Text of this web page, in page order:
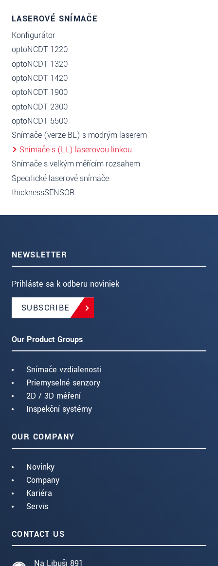
LASEROVÉ SNÍMAČE
Konfigurátor
optoNCDT 1220
optoNCDT 1320
optoNCDT 1420
optoNCDT 1900
optoNCDT 2300
optoNCDT 5500
Snímače (verze BL) s modrým laserem
Snímače s (LL) laserovou linkou
Snímače s velkým měřícím rozsahem
Specifické laserové snímače
thicknessSENSOR
NEWSLETTER
Prihláste sa k odberu noviniek
SUBSCRIBE
Our Product Groups
Snímače vzdialenosti
Priemyselné senzory
2D / 3D měření
Inspekční systémy
OUR COMPANY
Novinky
Company
Kariéra
Servis
CONTACT US
Na Libuši 891